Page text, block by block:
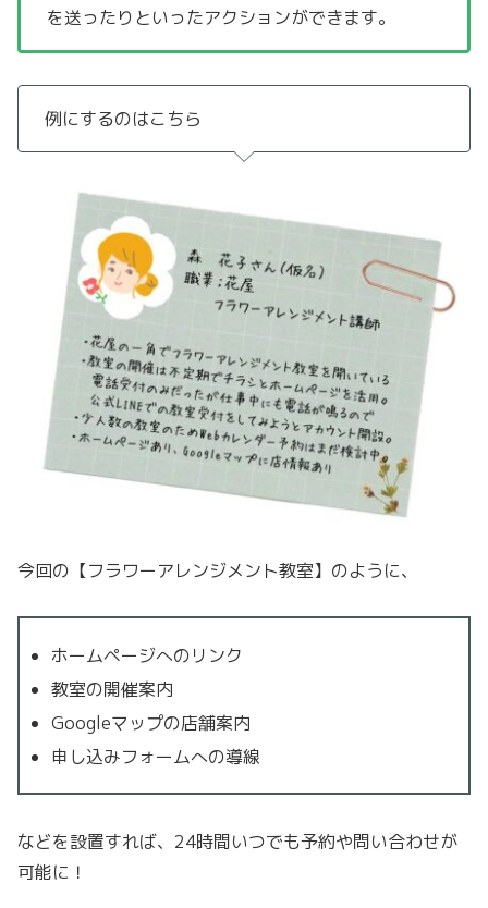
を送ったりといったアクションができます。
例にするのはこちら
今回の【フラワーアレンジメント教室】のように、
ホームページへのリンク
教室の開催案内
Googleマップの店舗案内
申し込みフォームへの導線
などを設置すれば、24時間いつでも予約や問い合わせが
可能に！